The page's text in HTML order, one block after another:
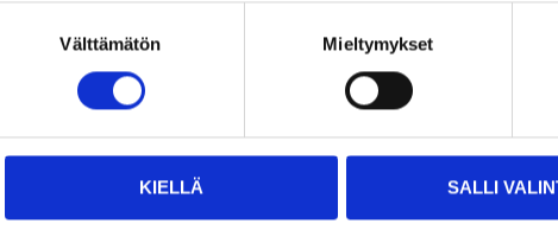
Välttämätön Mieltymykset
KIELLÄ SALLI
14-0141
38/40
Tuotetta on varastossa